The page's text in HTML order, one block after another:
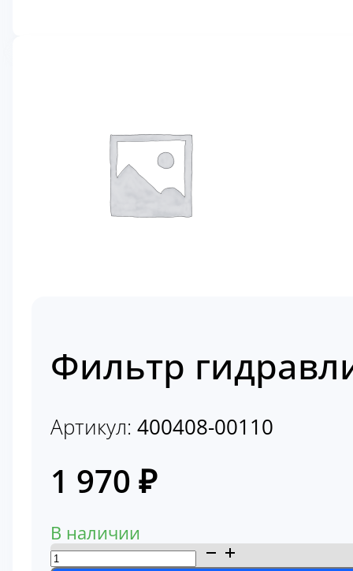
Фильтр
Артикул: 400408-00110
1 970 ₽
В наличии
Количество